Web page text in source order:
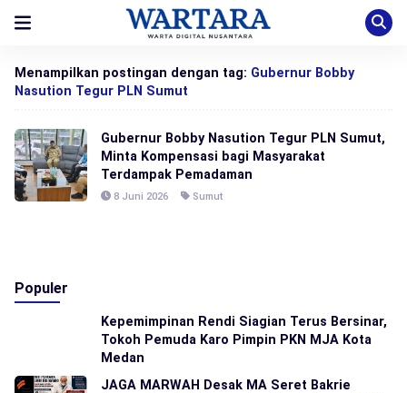
Menampilkan postingan dengan tag: Gubernur Bobby
Nasution Tegur PLN Sumut
Gubernur Bobby Nasution Tegur PLN Sumut,
Minta Kompensasi bagi Masyarakat
Terdampak Pemadaman
8 Juni 2026 Sumut
Populer
Kepemimpinan Rendi Siagian Terus Bersinar,
Tokoh Pemuda Karo Pimpin PKN MJA Kota
Medan
JAGA MARWAH Desak MA Seret Bakrie